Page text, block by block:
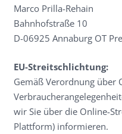
Marco Prilla-Rehain
Bahnhofstraße 10
D-06925 Annaburg OT
EU-Streitschlichtung:
Gemäß Verordnung über
wir Sie über die Online-
Plattform) informieren.